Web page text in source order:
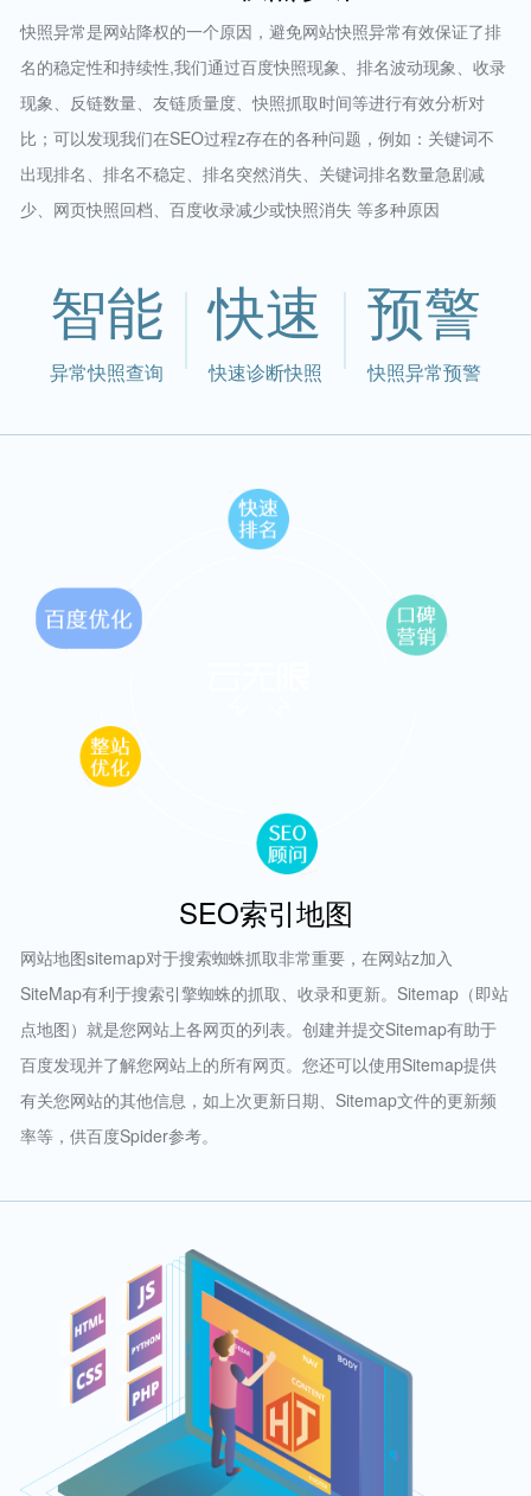
快照异常是网站降权的一个原因，避免网站快照异常有效保证了排
名的稳定性和持续性,我们通过百度快照现象、排名波动现象、收录
现象、反链数量、友链质量度、快照抓取时间等进行有效分析对
比；可以发现我们在SEO过程z存在的各种问题，例如：关键词不
出现排名、排名不稳定、排名突然消失、关键词排名数量急剧减
少、网页快照回档、百度收录减少或快照消失 等多种原因
智能
异常快照查询
快速
快速诊断快照
预警
快照异常预警
SEO索引地图
网站地图sitemap对于搜索蜘蛛抓取非常重要，在网站z加入
SiteMap有利于搜索引擎蜘蛛的抓取、收录和更新。Sitemap（即站
点地图）就是您网站上各网页的列表。创建并提交Sitemap有助于
百度发现并了解您网站上的所有网页。您还可以使用Sitemap提供
有关您网站的其他信息，如上次更新日期、Sitemap文件的更新频
率等，供百度Spider参考。